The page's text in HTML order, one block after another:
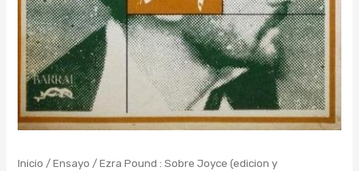
Inicio /Ensayo / Ezra Pound : Sobre Joyce (edicion y